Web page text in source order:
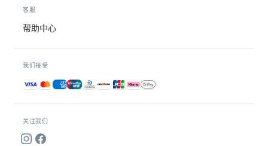
关注我们
客服
帮助中心
我们接受
接受的付款方式